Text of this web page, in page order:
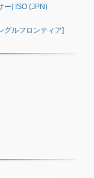
ー] ISO (JPN)
グルフロンティア]